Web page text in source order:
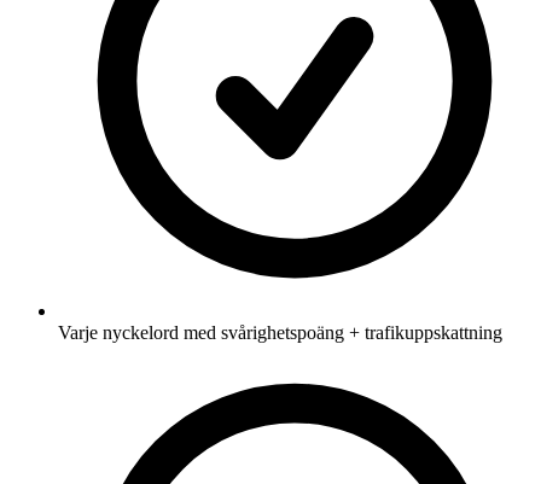
Varje nyckelord med svårighetspoäng + trafikuppskattning